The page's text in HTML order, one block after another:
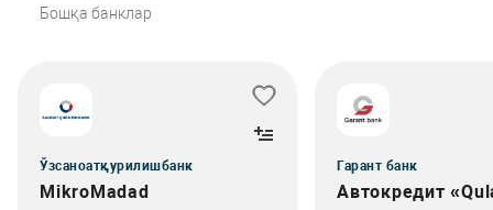
Бошқа банклар
Ўзсаноатқурилишбанк
MikroMadad
Гарант банк
Автокредит